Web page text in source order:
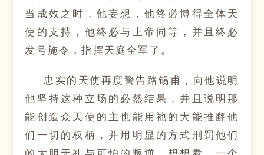
当成效之时，他妄想，他终必博得全体天
使的支持，他终必与上帝同等，并且终必
发号施令，指挥天庭全军了。
忠实的天使再度警告路锡甫，向他说明
他坚持这种立场的必然结果，并且说明那
能创造众天使的主也能用祂的大能推翻他
们一切的权柄，并用明显的方式刑罚他们